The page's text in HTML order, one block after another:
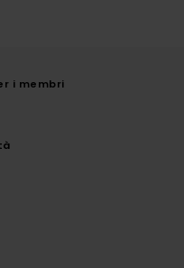
i membri